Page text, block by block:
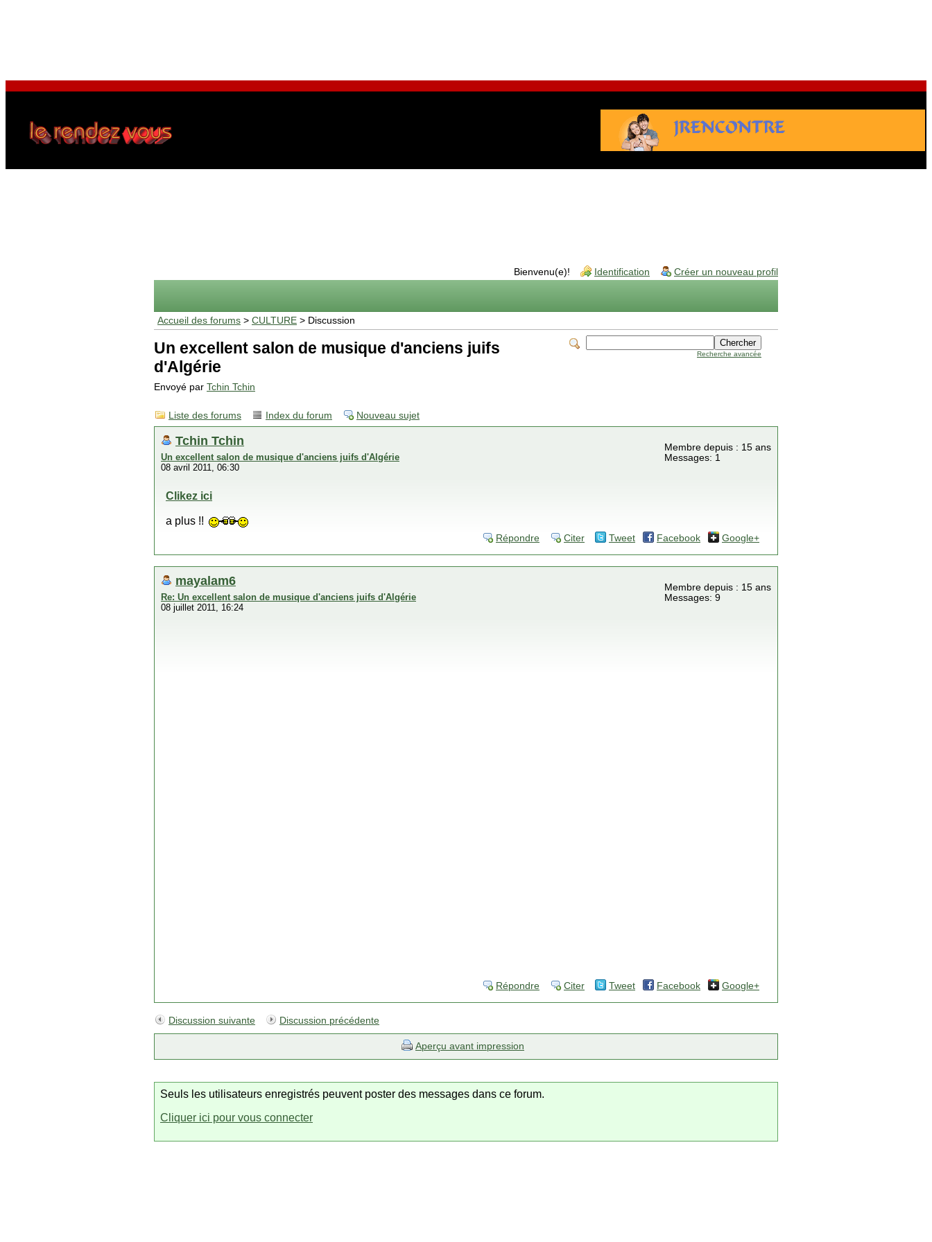
Bienvenu(e)! Identification Créer un nouveau profil
Accueil des forums > CULTURE > Discussion
Recherche avancée
Un excellent salon de musique d'anciens juifs
d'Algérie
Envoyé par Tchin Tchin
Liste des forums Index du forum Nouveau sujet
Tchin Tchin
Un excellent salon de musique d'anciens juifs d'Algérie
08 avril 2011, 06:30
Membre depuis : 15 ans
Messages: 1
Clikez ici
a plus !!
Répondre Citer Tweet Facebook Google+
mayalam6
Re: Un excellent salon de musique d'anciens juifs d'Algérie
08 juillet 2011, 16:24
Membre depuis : 15 ans
Messages: 9
Répondre Citer Tweet Facebook Google+
Discussion suivante Discussion précédente
Aperçu avant impression
Seuls les utilisateurs enregistrés peuvent poster des messages dans ce forum.
Cliquer ici pour vous connecter